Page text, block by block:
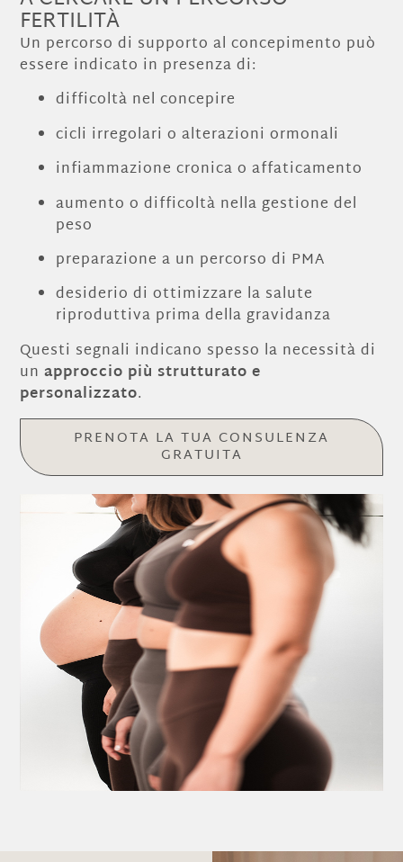
PRENOTA LA TUA CONSULENZA
GRATUITA
FERTILITÀ
Un percorso di supporto al concepimento può
essere indicato in presenza di:
difficoltà nel concepire
cicli irregolari o alterazioni ormonali
infiammazione cronica o affaticamento
aumento o difficoltà nella gestione del
peso
preparazione a un percorso di PMA
desiderio di ottimizzare la salute
riproduttiva prima della gravidanza
Questi segnali indicano spesso la necessità di
unapproccio più strutturato e
personalizzato.